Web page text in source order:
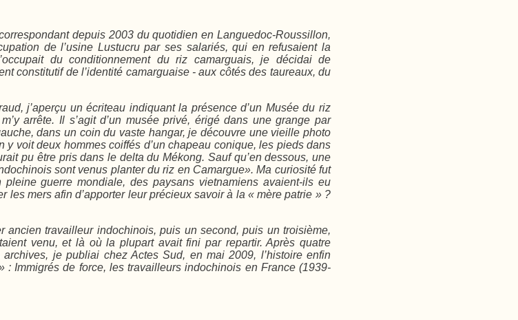
depuis 2003 du quotidien en Languedoc-Roussillon,
de l’usine Lustucru par ses salariés, qui en refusaient la
du conditionnement du riz camarguais, je décidai de
constitutif de l’identité camarguaise - aux côtés des taureaux, du
j’aperçu un écriteau indiquant la présence d’un Musée du riz
arrête. Il s’agit d’un musée privé, érigé dans une grange par
dans un coin du vaste hangar, je découvre une vieille photo
voit deux hommes coiffés d’un chapeau conique, les pieds dans
pu être pris dans le delta du Mékong. Sauf qu’en dessous, une
sont venus planter du riz en Camargue». Ma curiosité fut
guerre mondiale, des paysans vietnamiens avaient-ils eu
les mers afin d’apporter leur précieux savoir à la « mère patrie » ?
ancien travailleur indochinois, puis un second, puis un troisième,
venu, et là où la plupart avait fini par repartir. Après quatre
je publiai chez Actes Sud, en mai 2009, l’histoire enfin
: Immigrés de force, les travailleurs indochinois en France (1939-